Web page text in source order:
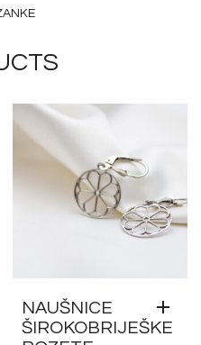
NAUŠNICE
ŠIROKOBRIJEŠKE